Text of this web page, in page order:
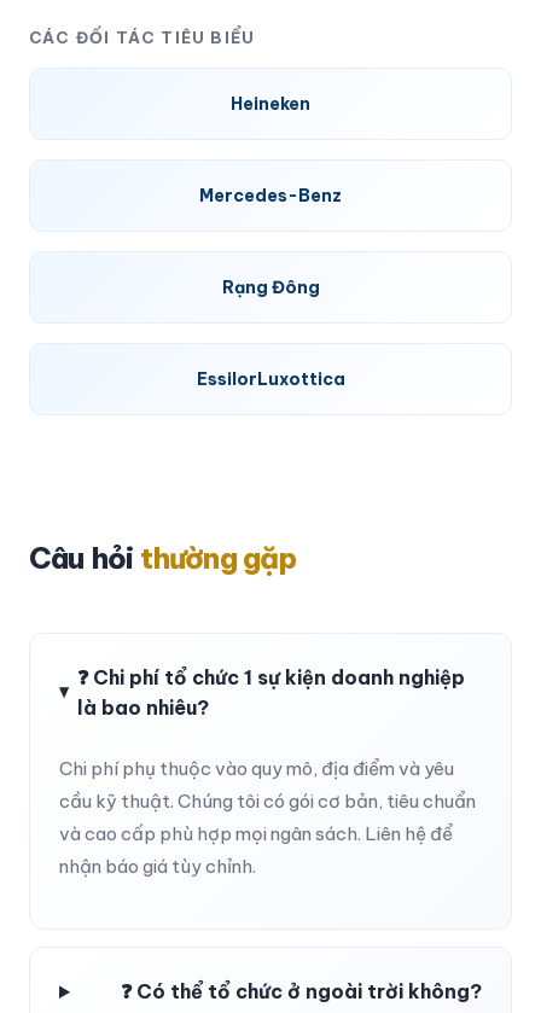
CÁC ĐỐI TÁC TIÊU BIỂU
Heineken
Mercedes-Benz
Rạng Đông
EssilorLuxottica
Câu hỏi thường gặp
❓ Chi phí tổ chức 1 sự kiện doanh nghiệp
là bao nhiêu?
Chi phí phụ thuộc vào quy mô, địa điểm và yêu
cầu kỹ thuật. Chúng tôi có gói cơ bản, tiêu chuẩn
và cao cấp phù hợp mọi ngân sách. Liên hệ để
nhận báo giá tùy chỉnh.
❓ Có thể tổ chức ở ngoài trời không?